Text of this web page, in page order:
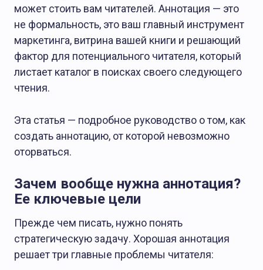
может стоить вам читателей. Аннотация — это
не формальность, это ваш главный инструмент
маркетинга, витрина вашей книги и решающий
фактор для потенциального читателя, который
листает каталог в поисках своего следующего
чтения.
Эта статья — подробное руководство о том, как
создать аннотацию, от которой невозможно
оторваться.
Зачем вообще нужна аннотация?
Ее ключевые цели
Прежде чем писать, нужно понять
стратегическую задачу. Хорошая аннотация
решает три главные проблемы читателя: